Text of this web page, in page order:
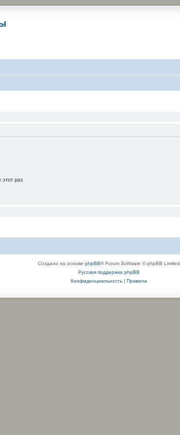
раз
Создано на основе phpBB® Forum Software © phpBB Limited
Русская поддержка phpBB
Конфиденциальность| Правила